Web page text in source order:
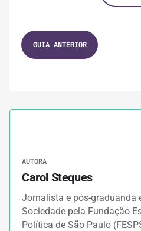
GUIA ANTERIOR
AUTORA
Carol Steques
Jornalista e pós-graduanda
Sociedade pela Fundação
Política de São Paulo